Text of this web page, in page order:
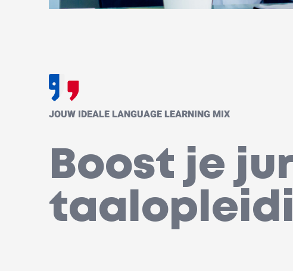
JOUW IDEALE LANGUAGE LEARNING MIX
Boost je